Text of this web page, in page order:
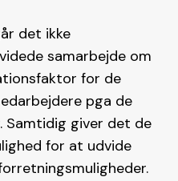
det ikke
samarbejde om
for de
pga de
Samtidig giver det de
for at udvide